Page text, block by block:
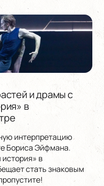
и драмы с
в
интерпретацию
Бориса Эйфмана.
в
стать знаковым